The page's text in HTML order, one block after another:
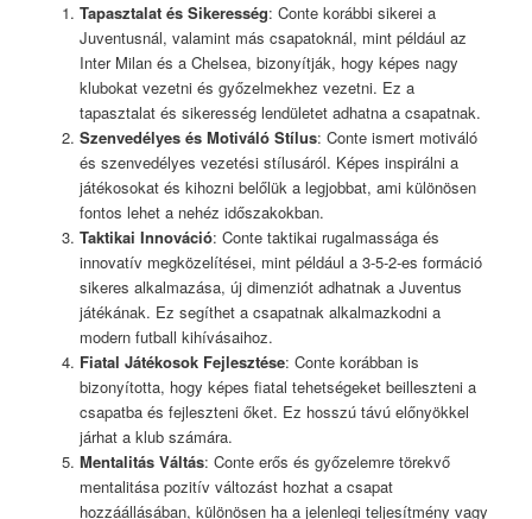
Tapasztalat és Sikeresség: Conte korábbi sikerei a
Juventusnál, valamint más csapatoknál, mint például az
Inter Milan és a Chelsea, bizonyítják, hogy képes nagy
klubokat vezetni és győzelmekhez vezetni. Ez a
tapasztalat és sikeresség lendületet adhatna a csapatnak.
Szenvedélyes és Motiváló Stílus: Conte ismert motiváló
és szenvedélyes vezetési stílusáról. Képes inspirálni a
játékosokat és kihozni belőlük a legjobbat, ami különösen
fontos lehet a nehéz időszakokban.
Taktikai Innováció: Conte taktikai rugalmassága és
innovatív megközelítései, mint például a 3-5-2-es formáció
sikeres alkalmazása, új dimenziót adhatnak a Juventus
játékának. Ez segíthet a csapatnak alkalmazkodni a
modern futball kihívásaihoz.
Fiatal Játékosok Fejlesztése: Conte korábban is
bizonyította, hogy képes fiatal tehetségeket beilleszteni a
csapatba és fejleszteni őket. Ez hosszú távú előnyökkel
járhat a klub számára.
Mentalitás Váltás: Conte erős és győzelemre törekvő
mentalitása pozitív változást hozhat a csapat
hozzáállásában, különösen ha a jelenlegi teljesítmény vagy